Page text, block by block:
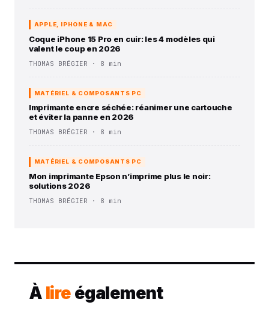
APPLE, IPHONE & MAC
Coque iPhone 15 Pro en cuir: les 4 modèles qui
valent le coup en 2026
THOMAS BRÉGIER · 8 min
MATÉRIEL & COMPOSANTS PC
Imprimante encre séchée: réanimer une cartouche
et éviter la panne en 2026
THOMAS BRÉGIER · 8 min
MATÉRIEL & COMPOSANTS PC
Mon imprimante Epson n’imprime plus le noir:
solutions 2026
THOMAS BRÉGIER · 8 min
À lire également